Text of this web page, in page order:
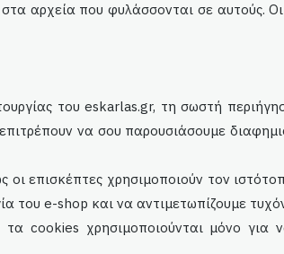
αρχεία που φυλάσσονται σε αυτούς.
τουeskarlas.gr, τη σωστή
να σου παρουσιάσουμε
επισκέπτες χρησιμοποιούν τον
του e-shop και να αντιμετωπίζουμε
cookies χρησιμοποιούνται μόνο